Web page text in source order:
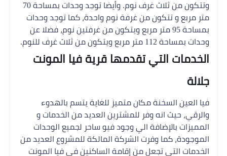
وتتكون من ثلاث غرف نوم.
وأيضا توجد وحدات بمساحة 70
متر مربع و تتكون من غرفة نوم واحدة، كما توجد وحدات
بمساحة 95 متر مربع ويتكون من غرفتين نوم، فضلا عن
وحدات بمساحة 112 متر مربع ويتكون من ثلاث غرف للنوم.
الخدمات التي تقدمها قرية فيا المونت
جلالة
فيا العين السخنة مكان متميز للغاية يتسم بالهدوء
والرقي، حيث انه وفر للمشترين العديد من الخدمات و
المميزات بالإضافة الي وجود فيو ساحر لجميع الوحدات
الموجودة، كما وفرت الشركة المالكة للمشروع العديد من
الخدمات التي تجعل من إقامة الساكنين في فيا المونت